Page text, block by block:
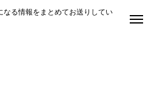
なる情報をまとめてお送りしてい